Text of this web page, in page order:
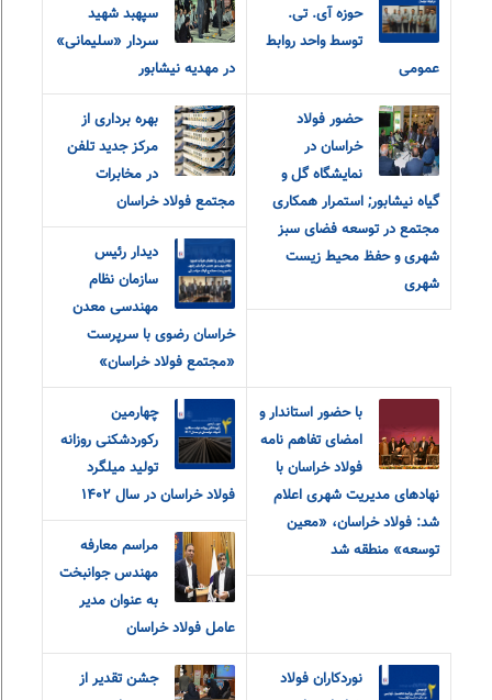
حوزه آی. تی.
توسط واحد روابط
عمومی
سپهبد شهید
سردار «سلیمانی»
در مهدیه نیشابور
حضور فولاد
خراسان در
نمایشگاه گل و
گیاه نیشابور; استمرار همکاری
مجتمع در توسعه فضای سبز
شهری و حفظ محیط زیست
شهری
بهره برداری از
مرکز جدید تلفن
در مخابرات
مجتمع فولاد خراسان
دیدار رئیس
سازمان نظام
مهندسی معدن
خراسان رضوی با سرپرست
«مجتمع فولاد خراسان»
با حضور استاندار و
امضای تفاهم نامه
فولاد خراسان با
نهادهای مدیریت شهری اعلام
شد: فولاد خراسان، «معین
توسعه» منطقه شد
چهارمین
رکوردشکنی روزانه
تولید میلگرد
فولاد خراسان در سال ۱۴۰۲
مراسم معارفه
مهندس جوانبخت
به عنوان مدیر
عامل فولاد خراسان
نوردکاران فولاد
جشن تقدیر از